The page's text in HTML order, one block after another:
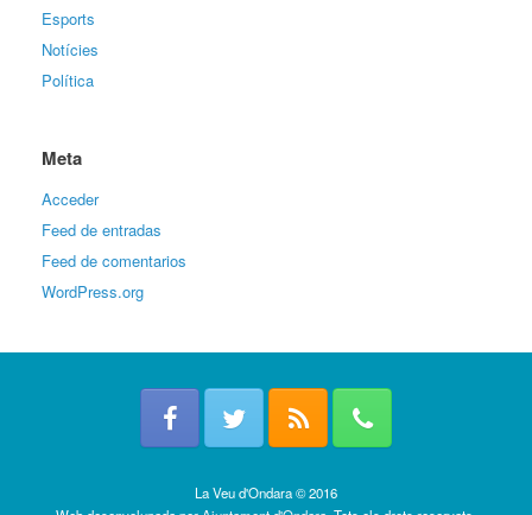
Esports
Notícies
Política
Meta
Acceder
Feed de entradas
Feed de comentarios
WordPress.org
La Veu d'Ondara © 2016